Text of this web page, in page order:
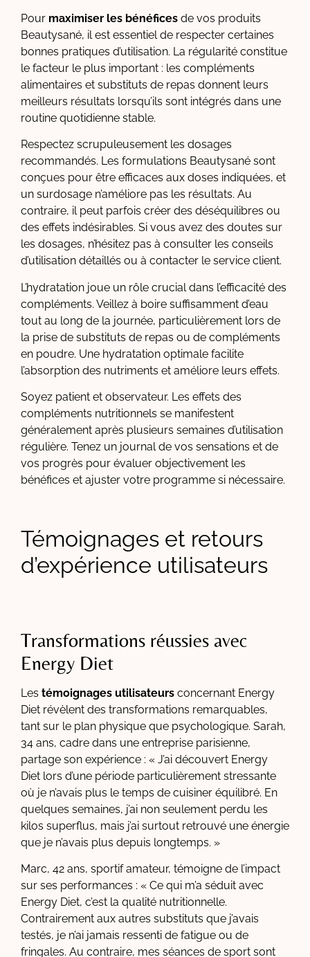
Pour maximiser les bénéfices de vos produits
Beautysané, il est essentiel de respecter certaines
bonnes pratiques d’utilisation. La régularité constitue
le facteur le plus important : les compléments
alimentaires et substituts de repas donnent leurs
meilleurs résultats lorsqu’ils sont intégrés dans une
routine quotidienne stable.
Respectez scrupuleusement les dosages
recommandés. Les formulations Beautysané sont
conçues pour être efficaces aux doses indiquées, et
un surdosage n’améliore pas les résultats. Au
contraire, il peut parfois créer des déséquilibres ou
des effets indésirables. Si vous avez des doutes sur
les dosages, n’hésitez pas à consulter les conseils
d’utilisation détaillés ou à contacter le service client.
L’hydratation joue un rôle crucial dans l’efficacité des
compléments. Veillez à boire suffisamment d’eau
tout au long de la journée, particulièrement lors de
la prise de substituts de repas ou de compléments
en poudre. Une hydratation optimale facilite
l’absorption des nutriments et améliore leurs effets.
Soyez patient et observateur. Les effets des
compléments nutritionnels se manifestent
généralement après plusieurs semaines d’utilisation
régulière. Tenez un journal de vos sensations et de
vos progrès pour évaluer objectivement les
bénéfices et ajuster votre programme si nécessaire.
Témoignages et retours
d’expérience utilisateurs
Transformations réussies avec
Energy Diet
Les témoignages utilisateurs concernant Energy
Diet révèlent des transformations remarquables,
tant sur le plan physique que psychologique. Sarah,
34 ans, cadre dans une entreprise parisienne,
partage son expérience : « J’ai découvert Energy
Diet lors d’une période particulièrement stressante
où je n’avais plus le temps de cuisiner équilibré. En
quelques semaines, j’ai non seulement perdu les
kilos superflus, mais j’ai surtout retrouvé une énergie
que je n’avais plus depuis longtemps. »
Marc, 42 ans, sportif amateur, témoigne de l’impact
sur ses performances : « Ce qui m’a séduit avec
Energy Diet, c’est la qualité nutritionnelle.
Contrairement aux autres substituts que j’avais
testés, je n’ai jamais ressenti de fatigue ou de
fringales. Au contraire, mes séances de sport sont